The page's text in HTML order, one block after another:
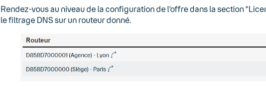
Rendez-vous au niveau de la configuration de l’offre dans la section
le filtrage DNS sur un routeur donné.